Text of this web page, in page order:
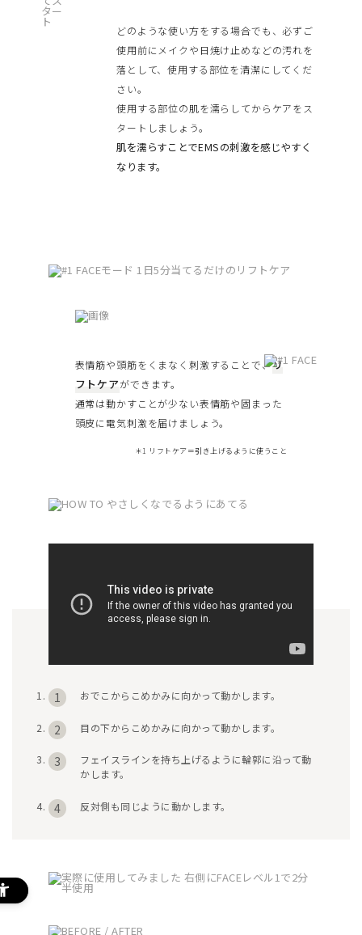
どのような使い方をする場合でも、必ずご
使用前にメイクや日焼け止めなどの汚れを
落として、使用する部位を清潔にしてくだ
さい。
使用する部位の肌を濡らしてからケアをス
タートしましょう。
肌を濡らすことでEMSの刺激を感じやすく
なります。
表情筋や頭筋をくまなく刺激することで、リ
フトケアができます。
通常は動かすことが少ない表情筋や固まった
頭皮に電気刺激を届けましょう。
＊1 リフトケア＝引き上げるように使うこと
1 おでこからこめかみに向かって動かします。
2 目の下からこめかみに向かって動かします。
3
フェイスラインを持ち上げるように輪郭に沿って動
かします。
4 反対側も同じように動かします。